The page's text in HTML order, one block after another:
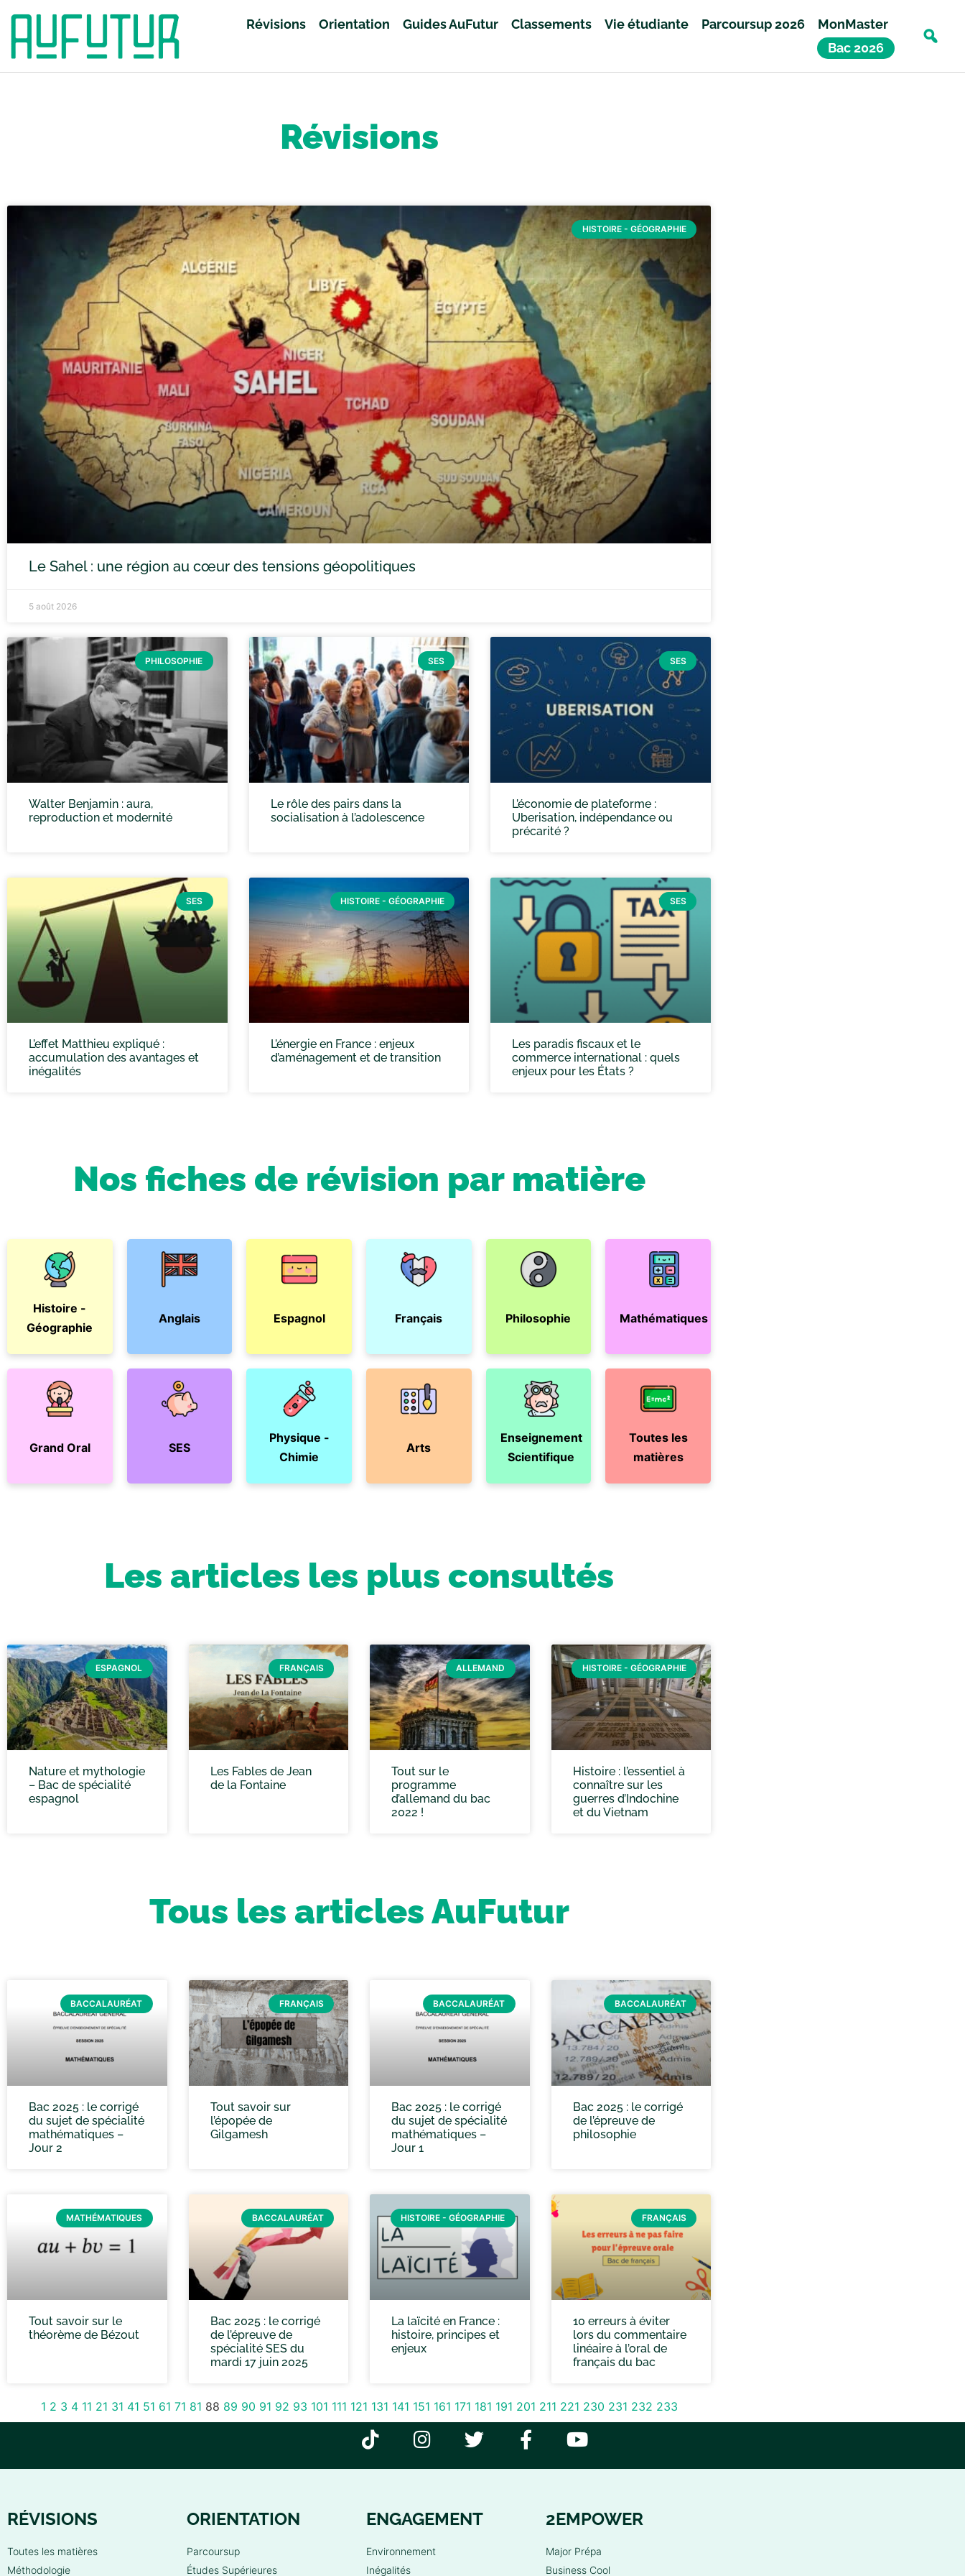
Révisions Orientation Guides AuFutur Classements Vie étudiante Parcoursup 2026
MonMaster
Bac 2026
Révisions
HISTOIRE - GÉOGRAPHIE
Le Sahel : une région au cœur des tensions géopolitiques
5 août 2026
PHILOSOPHIE
Walter Benjamin : aura,
reproduction et modernité
SES
Le rôle des pairs dans la
socialisation à l’adolescence
SES
L’économie de plateforme :
Uberisation, indépendance ou
précarité ?
SES
L’effet Matthieu expliqué :
accumulation des avantages et
inégalités
HISTOIRE - GÉOGRAPHIE
L’énergie en France : enjeux
d’aménagement et de transition
SES
Les paradis fiscaux et le
commerce international : quels
enjeux pour les États ?
Nos fiches de révision par matière
Histoire -
Géographie
Anglais Espagnol Français Philosophie Mathématiques
Grand Oral SES
Physique -
Chimie
Arts
Enseignement
Scientifique
Toutes les
matières
Les articles les plus consultés
ESPAGNOL
Nature et mythologie
– Bac de spécialité
espagnol
FRANÇAIS
Les Fables de Jean
de la Fontaine
ALLEMAND
Tout sur le
programme
d’allemand du bac
2022 !
HISTOIRE - GÉOGRAPHIE
Histoire : l’essentiel à
connaître sur les
guerres d’Indochine
et du Vietnam
Tous les articles AuFutur
BACCALAURÉAT
Bac 2025 : le corrigé
du sujet de spécialité
mathématiques –
Jour 2
FRANÇAIS
Tout savoir sur
l’épopée de
Gilgamesh
BACCALAURÉAT
Bac 2025 : le corrigé
du sujet de spécialité
mathématiques –
Jour 1
BACCALAURÉAT
Bac 2025 : le corrigé
de l’épreuve de
philosophie
MATHÉMATIQUES
Tout savoir sur le
théorème de Bézout
BACCALAURÉAT
Bac 2025 : le corrigé
de l’épreuve de
spécialité SES du
mardi 17 juin 2025
HISTOIRE - GÉOGRAPHIE
La laïcité en France :
histoire, principes et
enjeux
FRANÇAIS
10 erreurs à éviter
lors du commentaire
linéaire à l’oral de
français du bac
1 2 3 4 11 21 31 41 51 61 71 81 88 89 90 91 92 93 101 111 121 131 141 151 161 171 181 191 201 211 221 230 231 232 233
RÉVISIONS
Toutes les matières
Méthodologie
ORIENTATION
Parcoursup
Études Supérieures
ENGAGEMENT
Environnement
Inégalités
2EMPOWER
Major Prépa
Business Cool